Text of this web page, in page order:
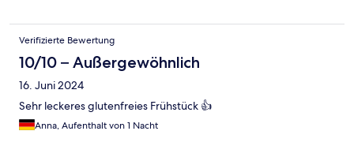
Verifizierte Bewertung
10/10 – Außergewöhnlich
16. Juni 2024
Sehr leckeres glutenfreies Frühstück 👍
Anna, Aufenthalt von 1 Nacht